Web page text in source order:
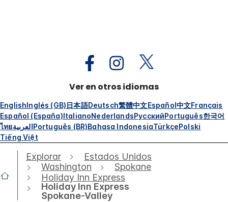
Ver en otros idiomas
EnglishInglés (GB)日本語Deutsch繁體中文Español中文Français
Español (España)ItalianoNederlandsРусскийPortuguês한국어
ไทยالعربيةPortuguês (BR)Bahasa IndonesiaTürkçePolski
Tiếng Việt
Explorar
Estados Unidos
Washington
Spokane
Holiday Inn Express
Holiday Inn Express
Spokane-Valley